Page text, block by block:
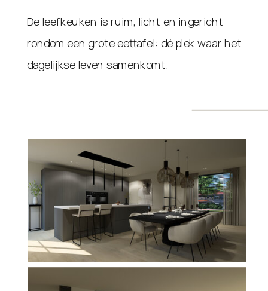
De leefkeuken is ruim, licht en ingericht
rondom een grote eettafel: dé plek waar het
dagelijkse leven samenkomt.